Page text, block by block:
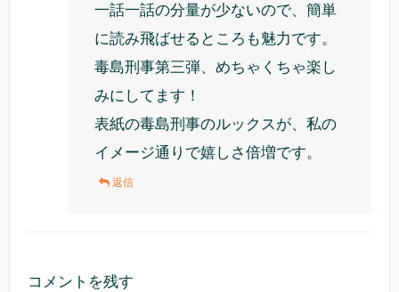
一話一話の分量が少ないので、簡単
に読み飛ばせるところも魅力です。
毒島刑事第三弾、めちゃくちゃ楽し
みにしてます！
表紙の毒島刑事のルックスが、私の
イメージ通りで嬉しさ倍増です。
返信
コメントを残す